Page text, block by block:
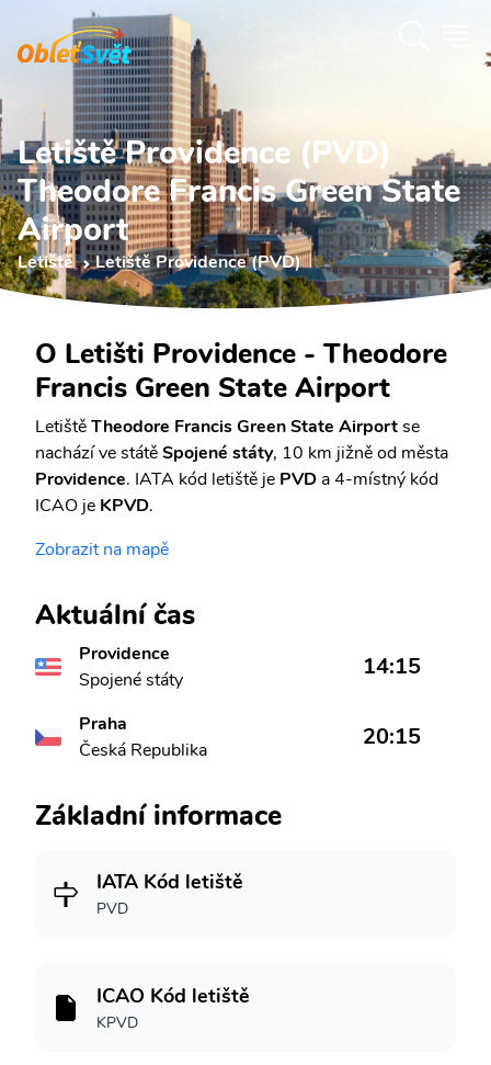
Letiště Providence (PVD)
Theodore Francis Green State
Airport
Letiště Letiště Providence (PVD)
O Letišti Providence - Theodore
Francis Green State Airport
LetištěTheodore Francis Green State Airportse
nachází ve státěSpojené státy, 10 km jižně od města
Providence. IATA kód letiště je PVD a 4-místný kód
ICAO je KPVD.
Zobrazit na mapě
Aktuální čas
Providence
Spojené státy
14:15
Praha
Česká Republika
20:15
Základní informace
IATA Kód letiště
PVD
ICAO Kód letiště
KPVD